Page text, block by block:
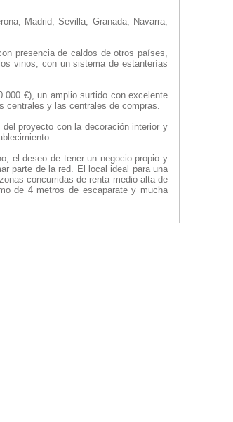
Madrid, Sevilla, Granada, Navarra,
presencia de caldos de otros países,
vinos, con un sistema de estanterías
€), un amplio surtido con excelente
centrales y las centrales de compras.
proyecto con la decoración interior y
el deseo de tener un negocio propio y
parte de la red. El local ideal para una
concurridas de renta medio-alta de
de 4 metros de escaparate y mucha